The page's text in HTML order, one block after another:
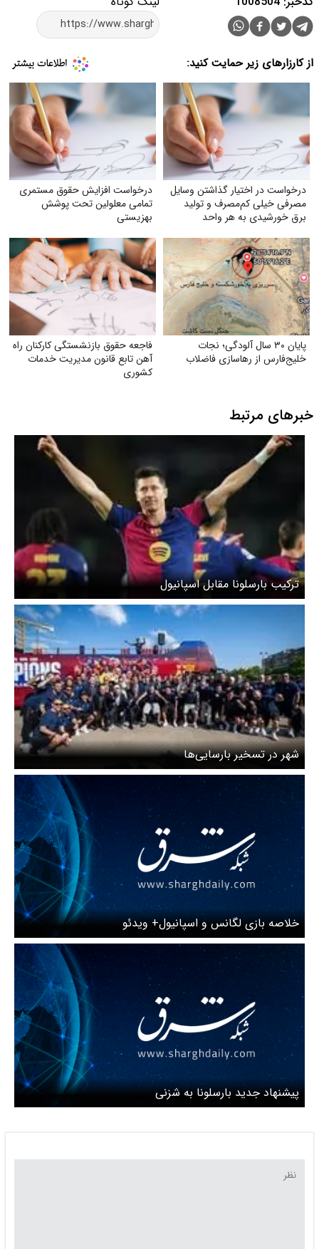
از کارزارهای زیر حمایت کنید:
درخواست در اختیار گذاشتن وسایل
مصرفی خیلی کم‌مصرف و تولید
برق خورشیدی به هر واحد
درخواست افزایش حقوق مستمری
تمامی معلولین تحت پوشش
بهزیستی
پایان ۳۰ سال آلودگی؛ نجات
خلیج‌فارس از رهاسازی فاضلاب
فاجعه حقوق بازنشستگی کارکنان راه
آهن تابع قانون مدیریت خدمات
کشوری
خبرهای مرتبط
ترکیب بارسلونا مقابل اسپانیول
شهر در تسخیر بارسایی‌ها
خلاصه بازی لگانس و اسپانیول+ ویدئو
پیشنهاد جدید بارسلونا به شزنی